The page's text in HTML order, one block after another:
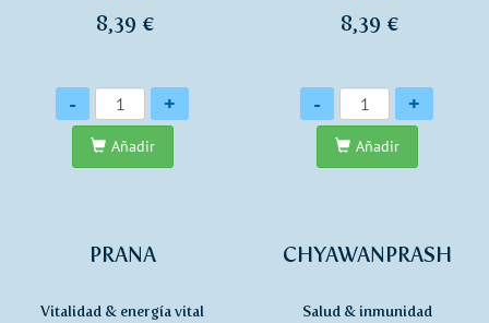
8,39 €
Cantidad
- +
Añadir
8,39 €
Cantidad
- +
Añadir
PRANA
Vitalidad & energía vital
CHYAWANPRASH
Salud & inmunidad